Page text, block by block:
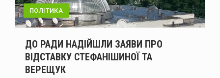
На Буковині за добу ліквідували 21 надзвичайну подію: горіли будинки, сухостій і сонячні панелі
Міноборони запускає реформу харчування ЗСУ
ПОЛІТИКА
ДО РАДИ НАДІЙШЛИ ЗАЯВИ ПРО
ВІДСТАВКУ СТЕФАНІШИНОЇ ТА
ВЕРЕЩУК